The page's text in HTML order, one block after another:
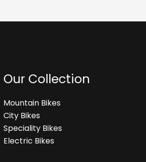
Our Collection
Mountain Bikes
City Bikes
Speciality Bikes
Electric Bikes